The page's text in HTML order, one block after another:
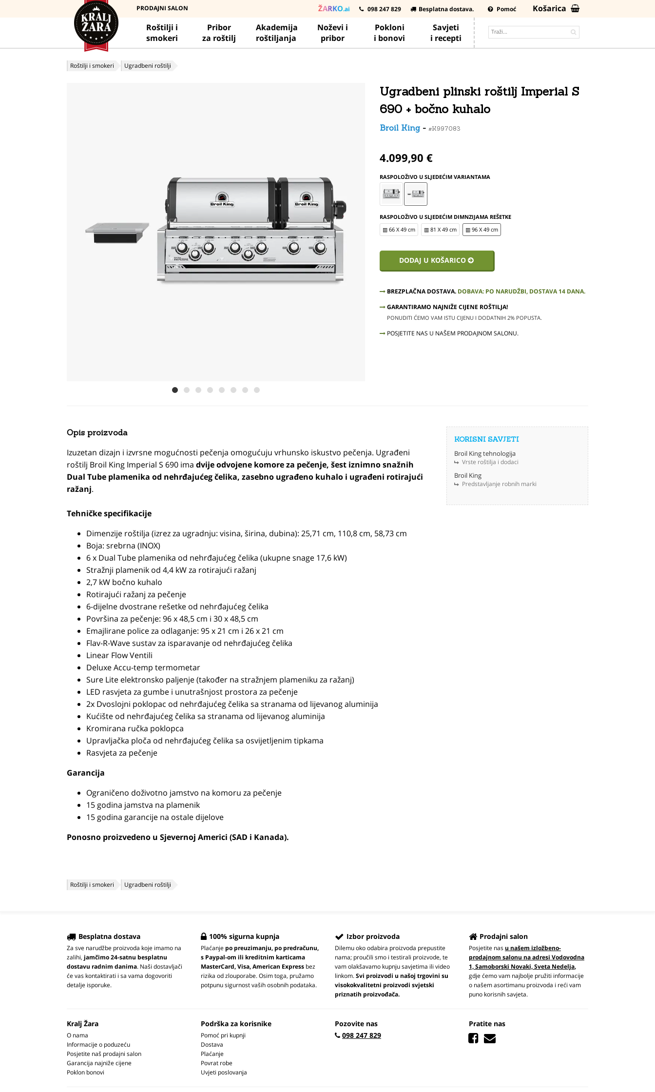
PRODAJNI SALON ŽARKO.ai 098 247 829 Besplatna dostava. Pomoć
Košarica
Roštilji i
smokeri
Pribor
za roštilj
Akademija
roštiljanja
Noževi i
pribor
Pokloni
i bonovi
Savjeti
i recepti
Roštilji i smokeri Ugradbeni roštilji
Ugradbeni plinski roštilj Imperial S
690 + bočno kuhalo
Broil King- #K997083
4.099,90 €
RASPOLOŽIVO U SLJEDEĆIM VARIANTAMA
RASPOLOŽIVO U SLJEDEĆIM DIMNZIJAMA REŠETKE
▥ 66 X 49 cm
▥ 81 X 49 cm ▥ 96 X 49 cm
DODAJ U KOŠARICO
BREZPLAČNA DOSTAVA. DOBAVA: PO NARUDŽBI, DOSTAVA 14 DANA.
GARANTIRAMO NAJNIŽE CIJENE ROŠTILJA!
PONUDITI ĆEMO VAM ISTU CIJENU I DODATNIH 2% POPUSTA.
POSJETITE NAS U NAŠEM PRODAJNOM SALONU.
Opis proizvoda
Izuzetan dizajn i izvrsne mogućnosti pečenja omogućuju vrhunsko iskustvo pečenja. Ugrađeni
roštilj Broil King Imperial S 690 ima dvije odvojene komore za pečenje, šest iznimno snažnih
Dual Tube plamenika od nehrđajućeg čelika, zasebno ugrađeno kuhalo i ugrađeni rotirajući
ražanj.
Tehničke specifikacije
Dimenzije roštilja (izrez za ugradnju: visina, širina, dubina): 25,71 cm, 110,8 cm, 58,73 cm
Boja: srebrna (INOX)
6 x Dual Tube plamenika od nehrđajućeg čelika (ukupne snage 17,6 kW)
Stražnji plamenik od 4,4 kW za rotirajući ražanj
2,7 kW bočno kuhalo
Rotirajući ražanj za pečenje
6-dijelne dvostrane rešetke od nehrđajućeg čelika
Površina za pečenje: 96 x 48,5 cm i 30 x 48,5 cm
Emajlirane police za odlaganje: 95 x 21 cm i 26 x 21 cm
Flav-R-Wave sustav za isparavanje od nehrđajućeg čelika
Linear Flow Ventili
Deluxe Accu-temp termometar
Sure Lite elektronsko paljenje (također na stražnjem plameniku za ražanj)
LED rasvjeta za gumbe i unutrašnjost prostora za pečenje
2x Dvoslojni poklopac od nehrđajućeg čelika sa stranama od lijevanog aluminija
Kućište od nehrđajućeg čelika sa stranama od lijevanog aluminija
Kromirana ručka poklopca
Upravljačka ploča od nehrđajućeg čelika sa osvijetljenim tipkama
Rasvjeta za pečenje
Garancija
Ograničeno doživotno jamstvo na komoru za pečenje
15 godina jamstva na plamenik
15 godina garancije na ostale dijelove
Ponosno proizvedeno u Sjevernoj Americi (SAD i Kanada).
KORISNI SAVJETI
Broil King tehnologija
Vrste roštilja i dodaci
Broil King
Predstavljanje robnih marki
Roštilji i smokeri Ugradbeni roštilji
Besplatna dostava
Za sve narudžbe proizvoda koje imamo na
zalihi, jamčimo 24-satnu besplatnu
dostavu radnim danima. Naši dostavljači
će vas kontaktirati i sa vama dogovoriti
detalje isporuke.
100% sigurna kupnja
Plaćanje po preuzimanju, po predračunu,
s Paypal-om ili kreditnim karticama
MasterCard, Visa, American Express bez
rizika od zlouporabe. Osim toga, pružamo
potpunu sigurnost vaših osobnih podataka.
Izbor proizvoda
Dilemu oko odabira proizvoda prepustite
nama; proučili smo i testirali proizvode, te
vam olakšavamo kupnju savjetima ili video
linkom.Svi proizvodi u našoj trgovini su
visokokvalitetni proizvodi svjetski
priznatih proizvođača.
Prodajni salon
Posjetite nasu našem izložbeno-
prodajnom salonu na adresi Vodovodna
1, Samoborski Novaki, Sveta Nedelja,
gdje ćemo vam najbolje pružiti informacije
o našem asortimanu proizvoda i reći vam
puno korisnih savjeta.
Kralj Žara
O nama
Informacije o poduzeću
Posjetite naš prodajni salon
Garancija najniže cijene
Poklon bonovi
Podrška za korisnike
Pomoć pri kupnji
Dostava
Plaćanje
Povrat robe
Uvjeti poslovanja
Pozovite nas
098 247 829
Pratite nas